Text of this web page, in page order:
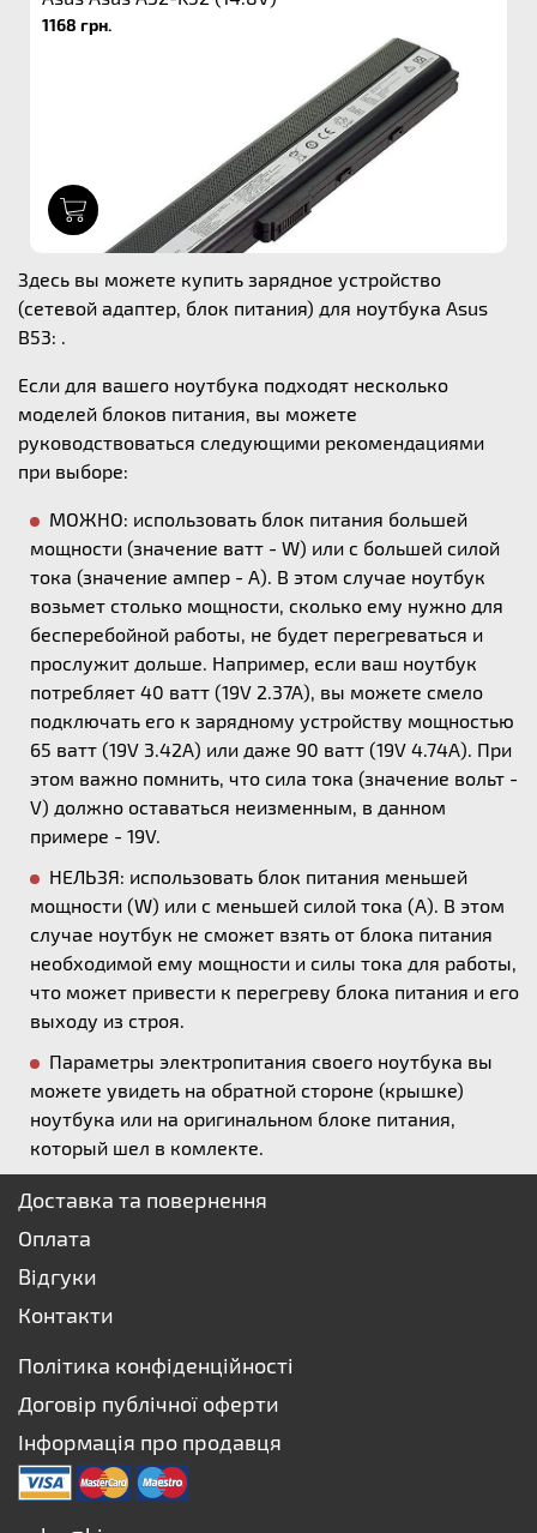
1168 грн.
Здесь вы можете купить зарядное устройство
(сетевой адаптер, блок питания) для ноутбука Asus
B53: .
Если для вашего ноутбука подходят несколько
моделей блоков питания, вы можете
руководствоваться следующими рекомендациями
при выборе:
МОЖНО: использовать блок питания большей
мощности (значение ватт - W) или с большей силой
тока (значение ампер - А). В этом случае ноутбук
возьмет столько мощности, сколько ему нужно для
бесперебойной работы, не будет перегреваться и
прослужит дольше. Например, если ваш ноутбук
потребляет 40 ватт (19V 2.37A), вы можете смело
подключать его к зарядному устройству мощностью
65 ватт (19V 3.42A) или даже 90 ватт (19V 4.74A). При
этом важно помнить, что сила тока (значение вольт -
V) должно оставаться неизменным, в данном
примере - 19V.
НЕЛЬЗЯ: использовать блок питания меньшей
мощности (W) или с меньшей силой тока (А). В этом
случае ноутбук не сможет взять от блока питания
необходимой ему мощности и силы тока для работы,
что может привести к перегреву блока питания и его
выходу из строя.
Параметры электропитания своего ноутбука вы
можете увидеть на обратной стороне (крышке)
ноутбука или на оригинальном блоке питания,
который шел в комлекте.
Доставка та повернення
Оплата
Відгуки
Контакти
Політика конфіденційності
Договір публічної оферти
Інформація про продавця